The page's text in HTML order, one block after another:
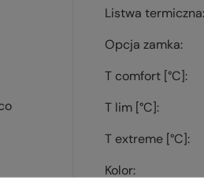
Listwa termiczna
Opcja zamka
T comfort [°C]
T lim [°C]
T extreme [°C]
Kolor